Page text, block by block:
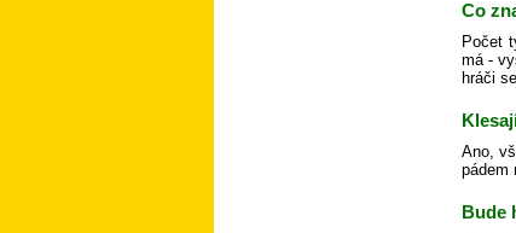
Co
Počet
má -
hráči
Ano,
pádem
Bude